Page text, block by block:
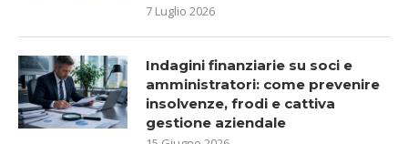
7 Luglio 2026
Indagini finanziarie su soci e
amministratori: come prevenire
insolvenze, frodi e cattiva
gestione aziendale